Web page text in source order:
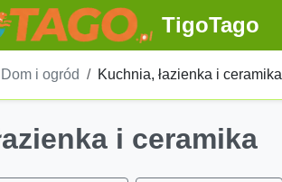
TigoTago
Dom i ogród Kuchnia, łazienka i ceramika
i ceramika